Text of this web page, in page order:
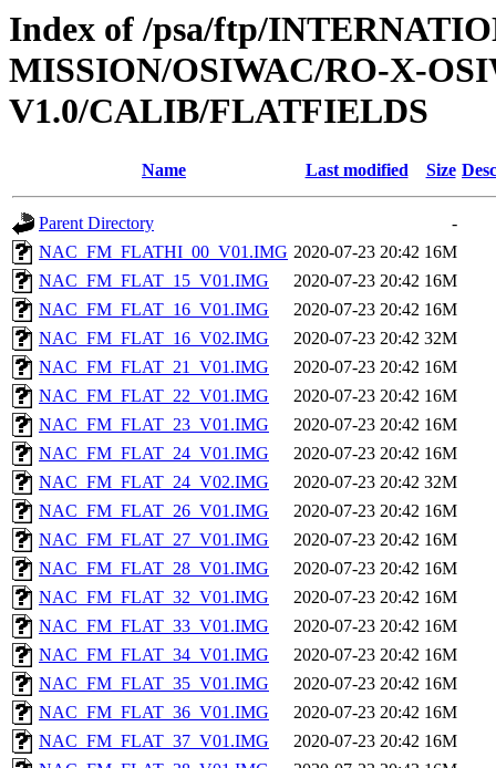
Index of /psa/ftp/
MISSION/OSIWAC/RO-X-
V1.0/CALIB/FLATFIELDS
Name Last modified Size
Parent Directory
-
NAC_FM_FLATHI_00_V01.IMG 2020-07-23 20:42 16M
NAC_FM_FLAT_15_V01.IMG
2020-07-23 20:42 16M
NAC_FM_FLAT_16_V01.IMG
2020-07-23 20:42 16M
NAC_FM_FLAT_16_V02.IMG
2020-07-23 20:42 32M
NAC_FM_FLAT_21_V01.IMG
2020-07-23 20:42 16M
NAC_FM_FLAT_22_V01.IMG
2020-07-23 20:42 16M
NAC_FM_FLAT_23_V01.IMG
2020-07-23 20:42 16M
NAC_FM_FLAT_24_V01.IMG
2020-07-23 20:42 16M
NAC_FM_FLAT_24_V02.IMG
2020-07-23 20:42 32M
NAC_FM_FLAT_26_V01.IMG
2020-07-23 20:42 16M
NAC_FM_FLAT_27_V01.IMG
2020-07-23 20:42 16M
NAC_FM_FLAT_28_V01.IMG
2020-07-23 20:42 16M
NAC_FM_FLAT_32_V01.IMG
2020-07-23 20:42 16M
NAC_FM_FLAT_33_V01.IMG
2020-07-23 20:42 16M
NAC_FM_FLAT_34_V01.IMG
2020-07-23 20:42 16M
NAC_FM_FLAT_35_V01.IMG
2020-07-23 20:42 16M
NAC_FM_FLAT_36_V01.IMG
2020-07-23 20:42 16M
NAC_FM_FLAT_37_V01.IMG
2020-07-23 20:42 16M